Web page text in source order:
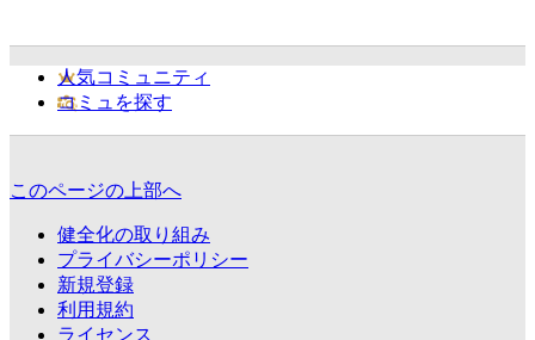
人気コミュニティ
コミュを探す
このページの上部へ
健全化の取り組み
プライバシーポリシー
新規登録
利用規約
ライセンス